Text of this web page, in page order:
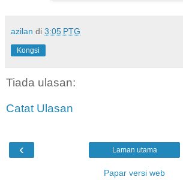
azilan di 3:05 PTG
Kongsi
Tiada ulasan:
Catat Ulasan
‹ Laman utama
Papar versi web